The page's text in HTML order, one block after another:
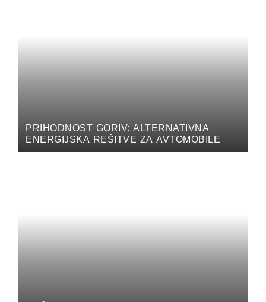
PRIHODNOST GORIV: ALTERNATIVNA
ENERGIJSKA REŠITVE ZA AVTOMOBILE